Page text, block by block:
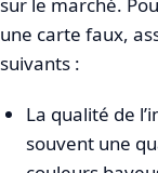
sur le marché.
une carte faux,
suivants :
La qualité de
souvent une